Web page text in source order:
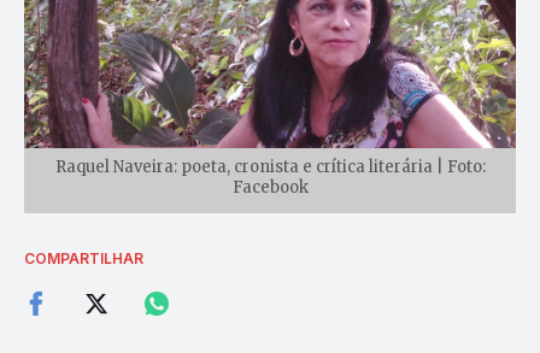
Raquel Naveira: poeta, cronista e crítica literária | Foto:
Facebook
COMPARTILHAR